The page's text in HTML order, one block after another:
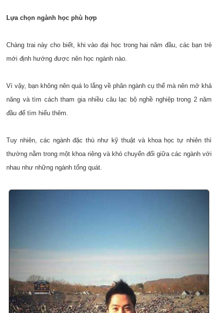
Lựa chọn ngành học phù hợp
Chàng trai này cho biết, khi vào đại học trong hai năm đầu, các bạn trẻ
mới định hướng được nên học ngành nào.
Vì vậy, bạn không nên quá lo lắng về phân ngành cụ thể mà nên mở khả
năng và tìm cách tham gia nhiều câu lạc bộ nghề nghiệp trong 2 năm
đầu để tìm hiểu thêm.
Tuy nhiên, các ngành đặc thù như kỹ thuật và khoa học tự nhiên thì
thường nằm trong một khoa riêng và khó chuyển đổi giữa các ngành với
nhau như những ngành tổng quát.